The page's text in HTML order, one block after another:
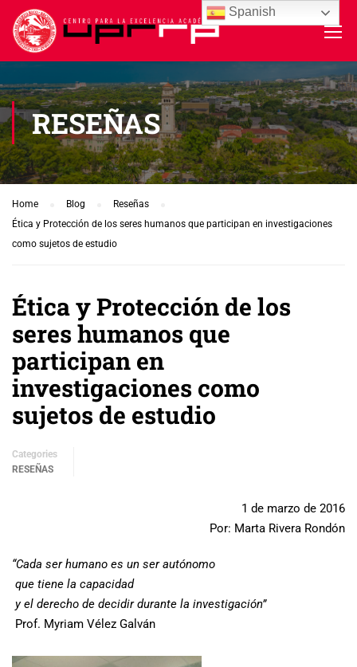
RESEÑAS
Home Blog
Reseñas
Ética y Protección de los seres humanos que participan en investigaciones
como sujetos de estudio
Ética y Protección de los
seres humanos que
participan en
investigaciones como
sujetos de estudio
Categories
RESEÑAS
1 de marzo de 2016
Por: Marta Rivera Rondón
“Cada ser humano es un ser autónomo
que tiene la capacidad
y el derecho de decidir durante la investigación”
Prof. Myriam Vélez Galván
Spanish